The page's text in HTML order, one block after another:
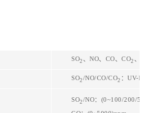
SO2 、NO、CO、CO2 、O
SO2/NO/CO/CO2 ：UV-
SO2/NO：(0~100/200/